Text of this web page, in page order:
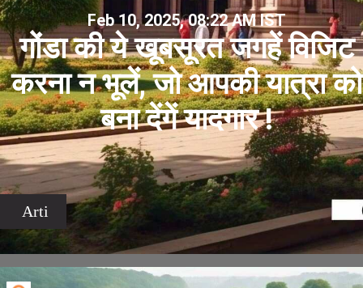
Feb 10, 2025, 08:22 AM IST
गोंडा की ये खूबसूरत जगहें विजिट
करना न भूलें, जो आपकी यात्रा को
बना देंगें यादगार !
Arti